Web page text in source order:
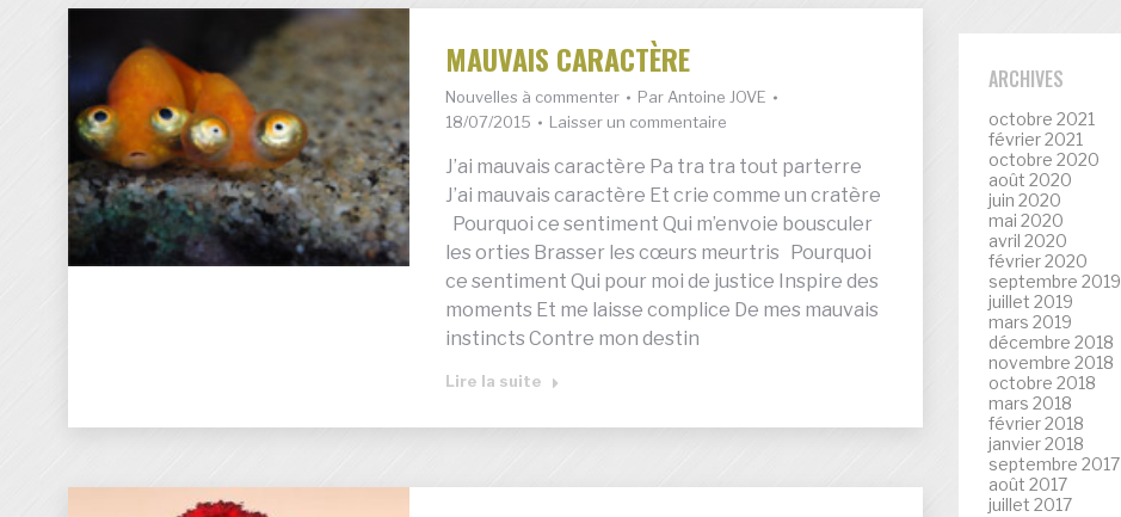
MAUVAIS CARACTÈRE
Nouvelles à commenter Par Antoine JOVE
18/07/2015
Laisser un commentaire
J’ai mauvais caractère Pa tra tra tout parterre
J’ai mauvais caractère Et crie comme un cratère
Pourquoi ce sentiment Qui m’envoie bousculer
les orties Brasser les cœurs meurtris Pourquoi
ce sentiment Qui pour moi de justice Inspire des
moments Et me laisse complice De mes mauvais
instincts Contre mon destin
Lire la suite
ARCHIVES
octobre 2021
février 2021
octobre 2020
août 2020
juin 2020
mai 2020
avril 2020
février 2020
septembre 2019
juillet 2019
mars 2019
décembre 2018
novembre 2018
octobre 2018
mars 2018
février 2018
janvier 2018
septembre 2017
août 2017
juillet 2017